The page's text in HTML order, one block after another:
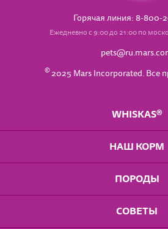
Горячая линия: 8-800-
Ежедневно с 9:00 до 21:00 по
©2025 Mars Incorporated. Все
WHISKAS®
О бренде
Положение о
Пользовательское
НАШ КОРМ
Для котят от 1 до 12
Влажные рационы
ПОРОДЫ
СОВЕТЫ